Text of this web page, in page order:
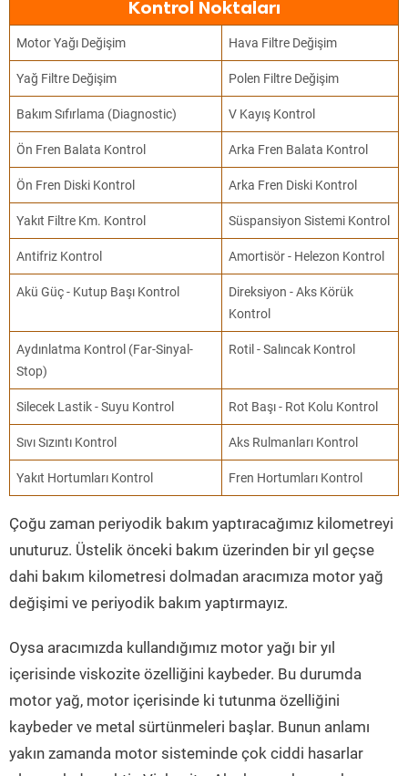
Kontrol Noktaları
Motor Yağı Değişim Hava Filtre Değişim
Yağ Filtre Değişim Polen Filtre Değişim
Bakım Sıfırlama (Diagnostic) V Kayış Kontrol
Ön Fren Balata Kontrol Arka Fren Balata Kontrol
Ön Fren Diski Kontrol Arka Fren Diski Kontrol
Yakıt Filtre Km. Kontrol Süspansiyon Sistemi Kontrol
Antifriz Kontrol Amortisör - Helezon Kontrol
Akü Güç - Kutup Başı Kontrol
Direksiyon - Aks Körük
Kontrol
Aydınlatma Kontrol (Far-Sinyal-
Stop)
Rotil - Salıncak Kontrol
Silecek Lastik - Suyu Kontrol Rot Başı - Rot Kolu Kontrol
Sıvı Sızıntı Kontrol Aks Rulmanları Kontrol
Yakıt Hortumları Kontrol Fren Hortumları Kontrol
Çoğu zaman periyodik bakım yaptıracağımız kilometreyi
unuturuz. Üstelik önceki bakım üzerinden bir yıl geçse
dahi bakım kilometresi dolmadan aracımıza motor yağ
değişimi ve periyodik bakım yaptırmayız.
Oysa aracımızda kullandığımız motor yağı bir yıl
içerisinde viskozite özelliğini kaybeder. Bu durumda
motor yağ, motor içerisinde ki tutunma özelliğini
kaybeder ve metal sürtünmeleri başlar. Bunun anlamı
yakın zamanda motor sisteminde çok ciddi hasarlar